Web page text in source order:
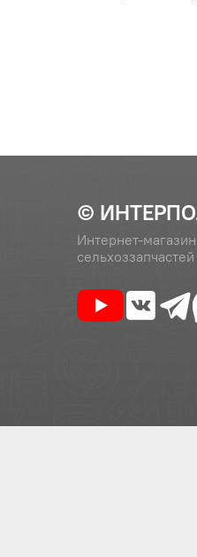
©
Интернет-магазин
сельхоззапчастей